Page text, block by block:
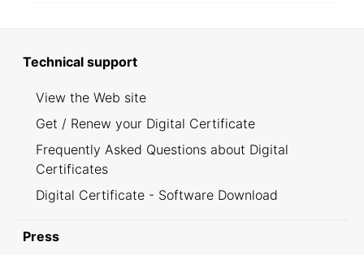
Technical support
View the Web site
Get / Renew your Digital Certificate
Frequently Asked Questions about Digital
Certificates
Digital Certificate - Software Download
Press